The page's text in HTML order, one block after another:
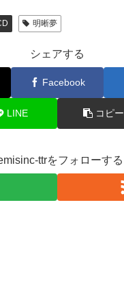
明晰夢
シェアする
Facebook
LINE コピー
ttrをフォローする